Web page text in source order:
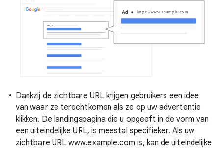
Dankzij de zichtbare URL krijgen gebruikers een idee
van waar ze terechtkomen als ze op uw advertentie
klikken. De landingspagina die u opgeeft in de vorm van
een uiteindelijke URL, is meestal specifieker. Als uw
zichtbare URL www.example.com is, kan de uiteindelijke